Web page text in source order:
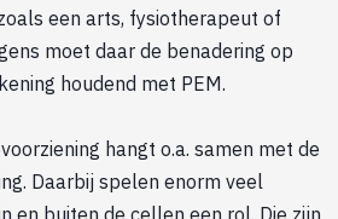
een arts, fysiotherapeut of
moet daar de benadering op
houdend met PEM.
hangt o.a. samen met de
Daarbij spelen enorm veel